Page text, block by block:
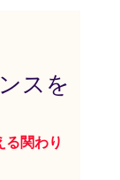
スを
関わり